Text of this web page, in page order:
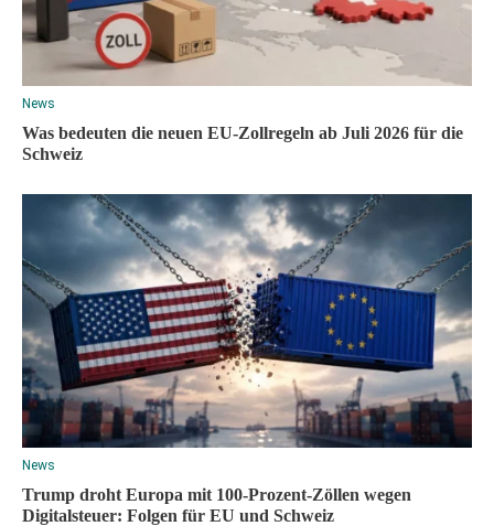
News
Was bedeuten die neuen EU-Zollregeln ab Juli 2026 für die
Schweiz
News
Trump droht Europa mit 100-Prozent-Zöllen wegen
Digitalsteuer: Folgen für EU und Schweiz